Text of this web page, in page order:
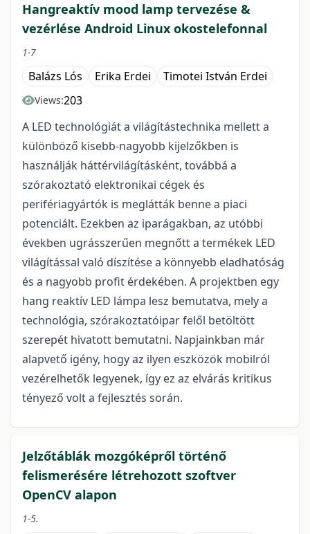
Hangreaktív mood lamp tervezése &
vezérlése Android Linux okostelefonnal
1-7
Balázs Lós Erika Erdei Timotei István Erdei
Views:203
A LED technológiát a világítástechnika mellett a
különböző kisebb-nagyobb kijelzőkben is
használják háttérvilágításként, továbbá a
szórakoztató elektronikai cégek és
perifériagyártók is meglátták benne a piaci
potenciált. Ezekben az iparágakban, az utóbbi
években ugrásszerűen megnőtt a termékek LED
világítással való díszítése a könnyebb eladhatóság
és a nagyobb profit érdekében. A projektben egy
hang reaktív LED lámpa lesz bemutatva, mely a
technológia, szórakoztatóipar felől betöltött
szerepét hivatott bemutatni. Napjainkban már
alapvető igény, hogy az ilyen eszközök mobilról
vezérelhetők legyenek, így ez az elvárás kritikus
tényező volt a fejlesztés során.
Jelzőtáblák mozgóképről történő
felismerésére létrehozott szoftver
OpenCV alapon
1-5.